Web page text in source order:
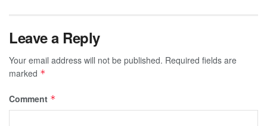
Leave a Reply
Your email address will not be published. Required fields are
marked *
Comment *